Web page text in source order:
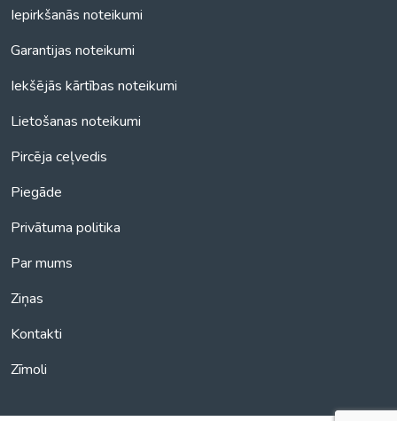
Iepirkšanās noteikumi
Garantijas noteikumi
Iekšējās kārtības noteikumi
Lietošanas noteikumi
Pircēja ceļvedis
Piegāde
Privātuma politika
Par mums
Ziņas
Kontakti
Zīmoli